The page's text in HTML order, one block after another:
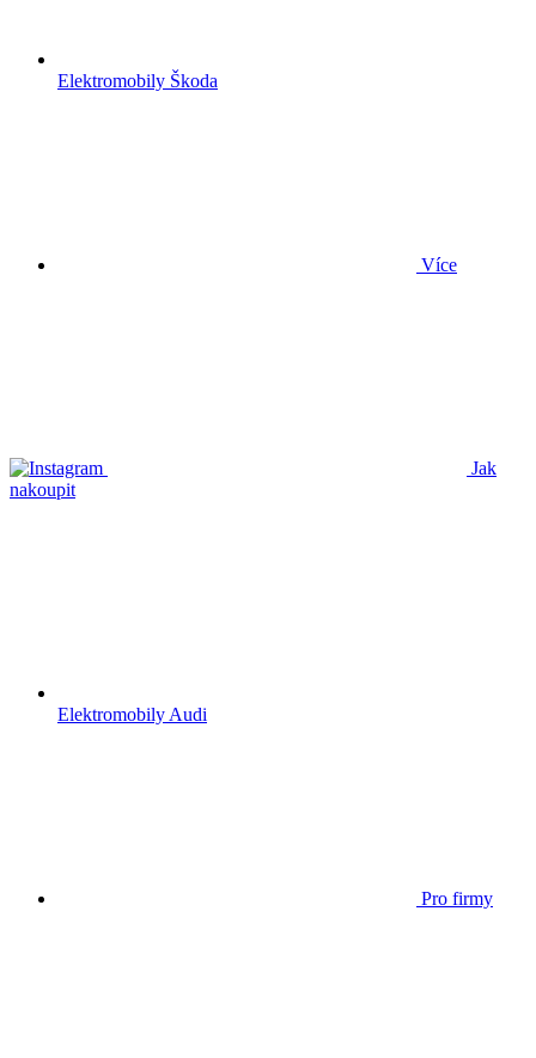
Elektromobily Škoda
Více
Jak
nakoupit
Elektromobily Audi
Pro firmy